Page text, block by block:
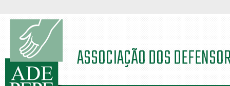
ASSOCIAÇÃO DOS